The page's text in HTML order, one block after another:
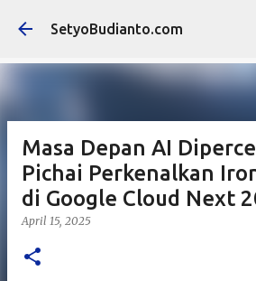
Langsung ke konten
SetyoBudianto.com
Masa Depan AI
Pichai Perkenalkan
di Google Cloud Next
April 15, 2025